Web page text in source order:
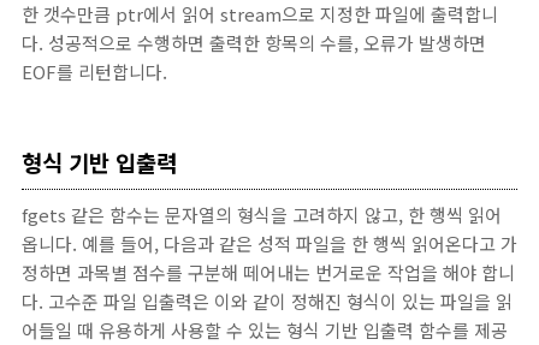
한 갯수만큼 ptr에서 읽어 stream으로 지정한 파일에 출력합니
다. 성공적으로 수행하면 출력한 항목의 수를, 오류가 발생하면
EOF를 리턴합니다.
형식 기반 입출력
fgets 같은 함수는 문자열의 형식을 고려하지 않고, 한 행씩 읽어
옵니다. 예를 들어, 다음과 같은 성적 파일을 한 행씩 읽어온다고 가
정하면 과목별 점수를 구분해 떼어내는 번거로운 작업을 해야 합니
다. 고수준 파일 입출력은 이와 같이 정해진 형식이 있는 파일을 읽
어들일 때 유용하게 사용할 수 있는 형식 기반 입출력 함수를 제공